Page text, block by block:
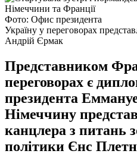
Фото: Офис президента
Україну у переговорах
Андрій Єрмак
Представником
переговорах є
президента
Німеччину
канцлера з питань
політики Єнс